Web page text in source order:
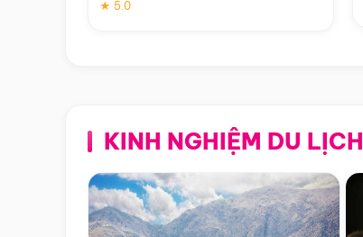
★ 5.0
KINH NGHIỆM DU LỊCH